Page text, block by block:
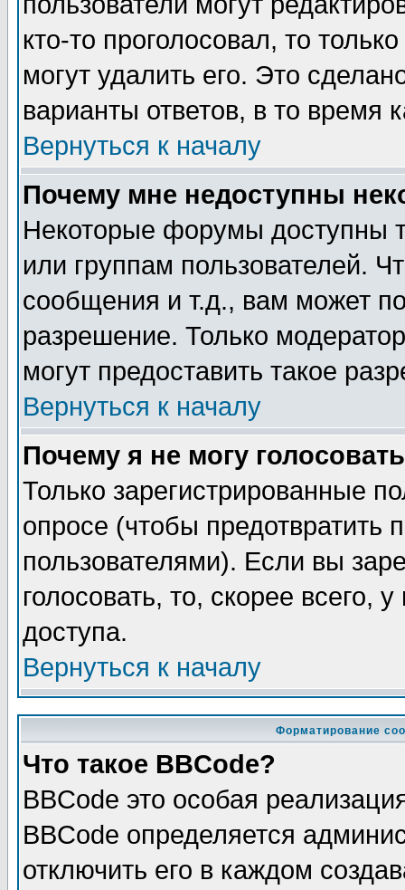
кто-то проголосовал, то
могут удалить его. Это
варианты ответов, в то время
Вернуться к началу
Почему мне недоступны
Некоторые форумы доступны
или группам пользователей.
сообщения и т.д., вам может
разрешение. Только
могут предоставить такое
Вернуться к началу
Почему я не могу
Только зарегистрированные
опросе (чтобы предотвратить
пользователями). Если вы
голосовать, то, скорее всего,
доступа.
Вернуться к началу
Форматирование
Что такое BBCode?
BBCode это особая
BBCode определяется
отключить его в каждом